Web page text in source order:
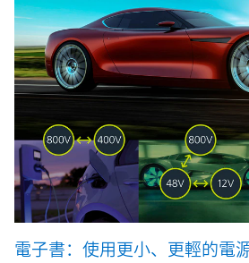
電子書：使用更小、更輕的電